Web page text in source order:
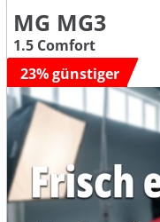
MG MG3
1.5 Comfort
23% günstiger